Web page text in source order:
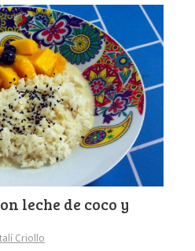
leche de coco y
Criollo